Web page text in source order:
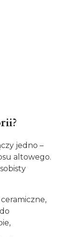
jedno –
altowego.
ceramiczne,